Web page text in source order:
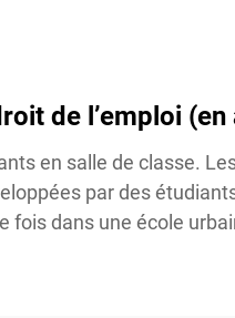
de l’emploi (en
en salle de classe.
par des
fois dans une école